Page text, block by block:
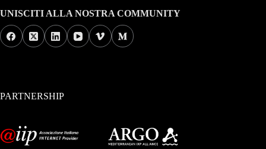
UNISCITI ALLA NOSTRA COMMUNITY
PARTNERSHIP